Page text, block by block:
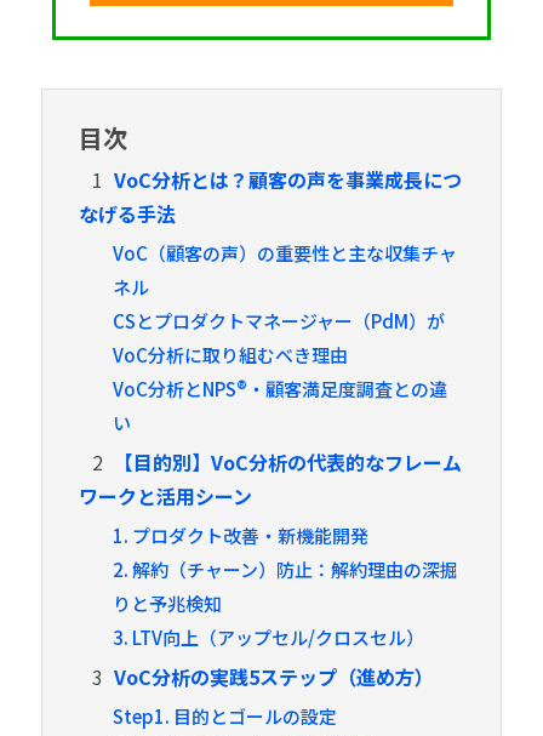
目次
1 VoC分析とは？顧客の声を事業成長につ
なげる手法
VoC（顧客の声）の重要性と主な収集チャ
ネル
CSとプロダクトマネージャー（PdM）が
VoC分析に取り組むべき理由
VoC分析とNPS®・顧客満足度調査との違
い
2
【目的別】VoC分析の代表的なフレーム
ワークと活用シーン
1. プロダクト改善・新機能開発
2. 解約（チャーン）防止：解約理由の深掘
りと予兆検知
3. LTV向上（アップセル/クロスセル）
3 VoC分析の実践5ステップ（進め方）
Step1. 目的とゴールの設定